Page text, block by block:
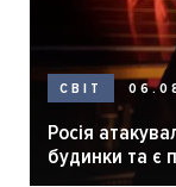
СВІТ
Росія
будинки та є